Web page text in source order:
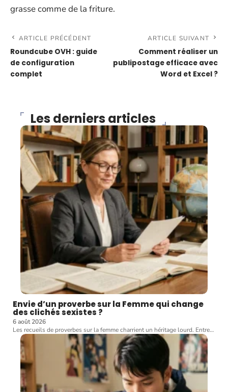
grasse comme de la friture.
ARTICLE PRÉCÉDENT
Roundcube OVH : guide
de configuration
complet
ARTICLE SUIVANT
Comment réaliser un
publipostage efficace avec
Word et Excel ?
Les derniers articles
Envie d’un proverbe sur la Femme qui change
des clichés sexistes ?
6 août 2026
Les recueils de proverbes sur la femme charrient un héritage lourd. Entre…